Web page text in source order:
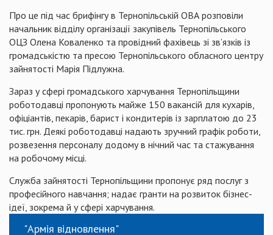
Про це під час брифінгу в Тернопільській ОВА розповіли
начальник відділу організації закупівель Тернопільського
ОЦЗ Олена Коваленко та провідний фахівець зі зв’язків із
громадськістю та пресою Тернопільського обласного центру
зайнятості Марія Підлужна.
Зараз у сфері громадського харчування Тернопільщини
роботодавці пропонують майже 150 вакансій для кухарів,
офіціантів, пекарів, барист і кондитерів із зарплатою до 23
тис. грн. Деякі роботодавці надають зручний графік роботи,
розвезення персоналу додому в нічний час та стажування
на робочому місці.
Служба зайнятості Тернопільщини пропонує ряд послуг з
професійного навчання; надає гранти на розвиток бізнес-
ідеї, зокрема й у сфері харчування.
"Армія відновлення"